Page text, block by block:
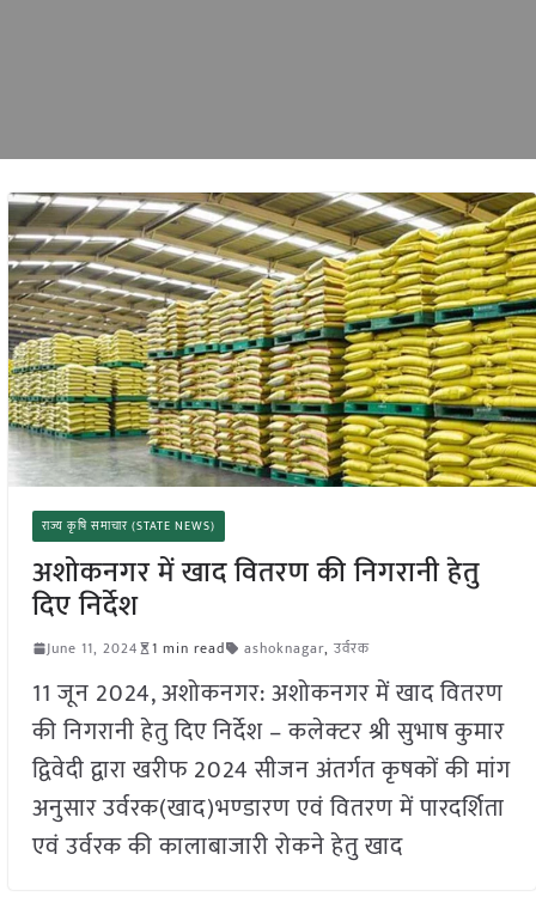
राज्य कृषि समाचार (STATE NEWS)
अशोकनगर में खाद वितरण की निगरानी हेतु
दिए निर्देश
June 11, 2024 1 min read ashoknagar, उर्वरक
11 जून 2024, अशोकनगर: अशोकनगर में खाद वितरण
की निगरानी हेतु दिए निर्देश – कलेक्‍टर श्री सुभाष कुमार
द्विवेदी द्वारा खरीफ 2024 सीजन अंतर्गत कृषकों की मांग
अनुसार उर्वरक(खाद)भण्‍डारण एवं वितरण में पारदर्शिता
एवं उर्वरक की कालाबाजारी रोकने हेतु खाद